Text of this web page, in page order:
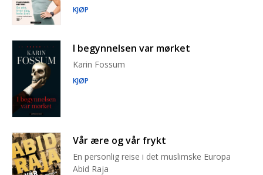
KJØP
I begynnelsen var mørket
Karin Fossum
KJØP
Vår ære og vår frykt
En personlig reise i det muslimske Europa
Abid Raja